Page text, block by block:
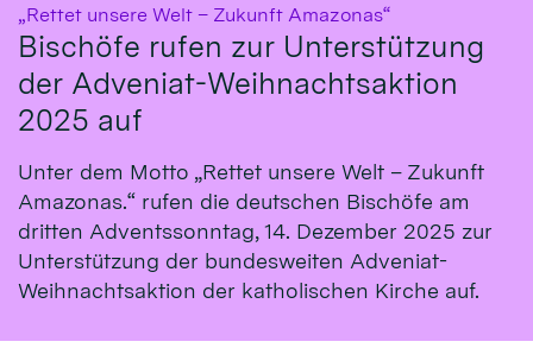
„Rettet unsere Welt – Zukunft Amazonas“
Bischöfe rufen zur Unterstützung
der Adveniat-Weihnachtsaktion
2025 auf
Unter dem Motto „Rettet unsere Welt – Zukunft
Amazonas.“ rufen die deutschen Bischöfe am
dritten Adventssonntag, 14. Dezember 2025 zur
Unterstützung der bundesweiten Adveniat-
Weihnachtsaktion der katholischen Kirche auf.